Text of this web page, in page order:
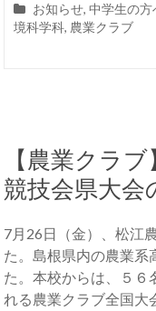
お知らせ,中学生の方
境科学科, 農業クラブ
【農業クラ
競技会県大会
7月26日（金）、松江
た。島根県内の農業系
た。本校からは、５６
れる農業クラブ全国大